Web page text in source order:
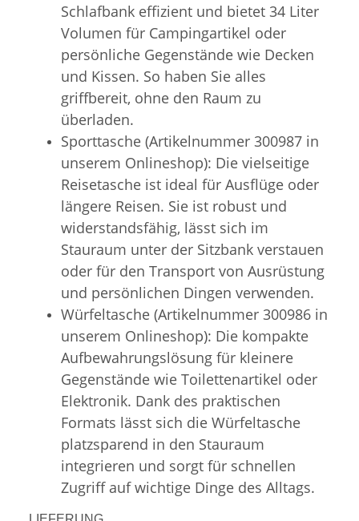
Schlafbank effizient und bietet 34 Liter
Volumen für Campingartikel oder
persönliche Gegenstände wie Decken
und Kissen. So haben Sie alles
griffbereit, ohne den Raum zu
überladen.
Sporttasche (Artikelnummer 300987 in
unserem Onlineshop): Die vielseitige
Reisetasche ist ideal für Ausflüge oder
längere Reisen. Sie ist robust und
widerstandsfähig, lässt sich im
Stauraum unter der Sitzbank verstauen
oder für den Transport von Ausrüstung
und persönlichen Dingen verwenden.
Würfeltasche (Artikelnummer 300986 in
unserem Onlineshop): Die kompakte
Aufbewahrungslösung für kleinere
Gegenstände wie Toilettenartikel oder
Elektronik. Dank des praktischen
Formats lässt sich die Würfeltasche
platzsparend in den Stauraum
integrieren und sorgt für schnellen
Zugriff auf wichtige Dinge des Alltags.